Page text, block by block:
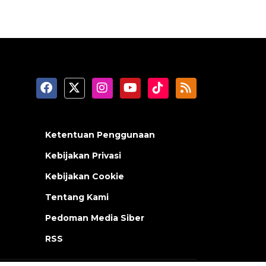
Ketentuan Penggunaan
Kebijakan Privasi
Kebijakan Cookie
Tentang Kami
Pedoman Media Siber
RSS